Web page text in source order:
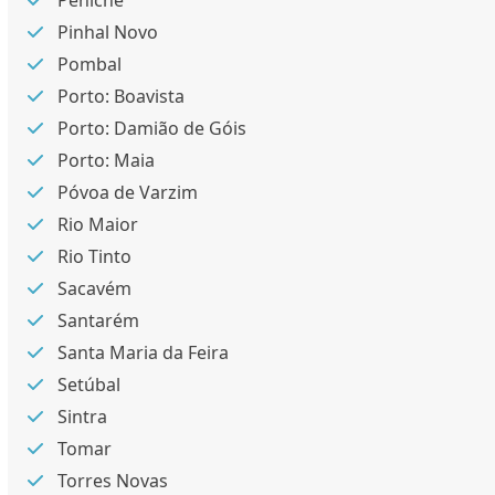
Pinhal Novo
Pombal
Porto: Boavista
Porto: Damião de Góis
Porto: Maia
Póvoa de Varzim
Rio Maior
Rio Tinto
Sacavém
Santarém
Santa Maria da Feira
Setúbal
Sintra
Tomar
Torres Novas